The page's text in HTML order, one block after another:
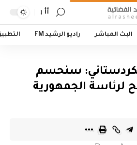
أأ
البث المباشر راديو الرشيد FM
سنحسم
لرئاسة الجمهورية